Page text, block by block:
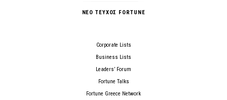
ΝΕΟ ΤΕΥΧΟΣ FORTUNE
Corporate Lists
Business Lists
Leaders’ Forum
Fortune Talks
Fortune Greece Network